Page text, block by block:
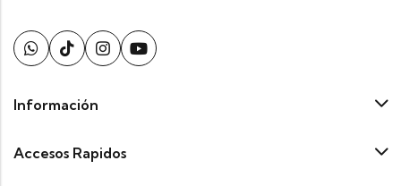
Información
Accesos Rapidos